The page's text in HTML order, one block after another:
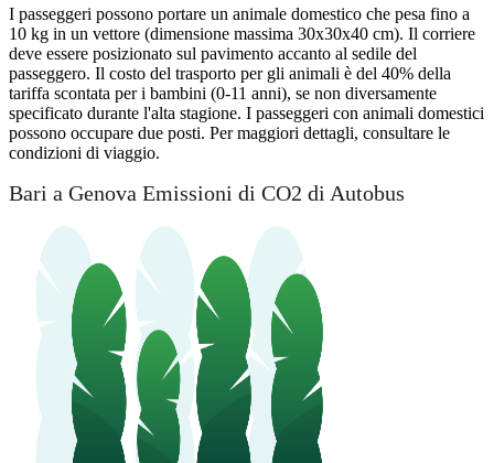
I passeggeri possono portare un animale domestico che pesa fino a
10 kg in un vettore (dimensione massima 30x30x40 cm). Il corriere
deve essere posizionato sul pavimento accanto al sedile del
passeggero. Il costo del trasporto per gli animali è del 40% della
tariffa scontata per i bambini (0-11 anni), se non diversamente
specificato durante l'alta stagione. I passeggeri con animali domestici
possono occupare due posti. Per maggiori dettagli, consultare le
condizioni di viaggio.
Bari a Genova Emissioni di CO2 di Autobus